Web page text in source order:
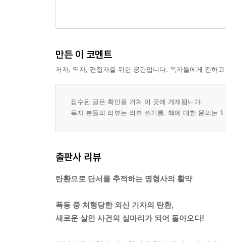
만든 이 코멘트
저자, 역자, 편집자를 위한 공간입니다. 독자들에게 전하
접수된 글은 확인을 거쳐 이 곳에 게재됩니다.
독자 분들의 리뷰는 리뷰 쓰기를, 책에 대한 문의는
출판사 리뷰
탄환으로 단서를 추적하는 명형사의 활약
폭동 중 처형당한 외신 기자의 탄환,
새로운 살인 사건의 실마리가 되어 돌아오다!